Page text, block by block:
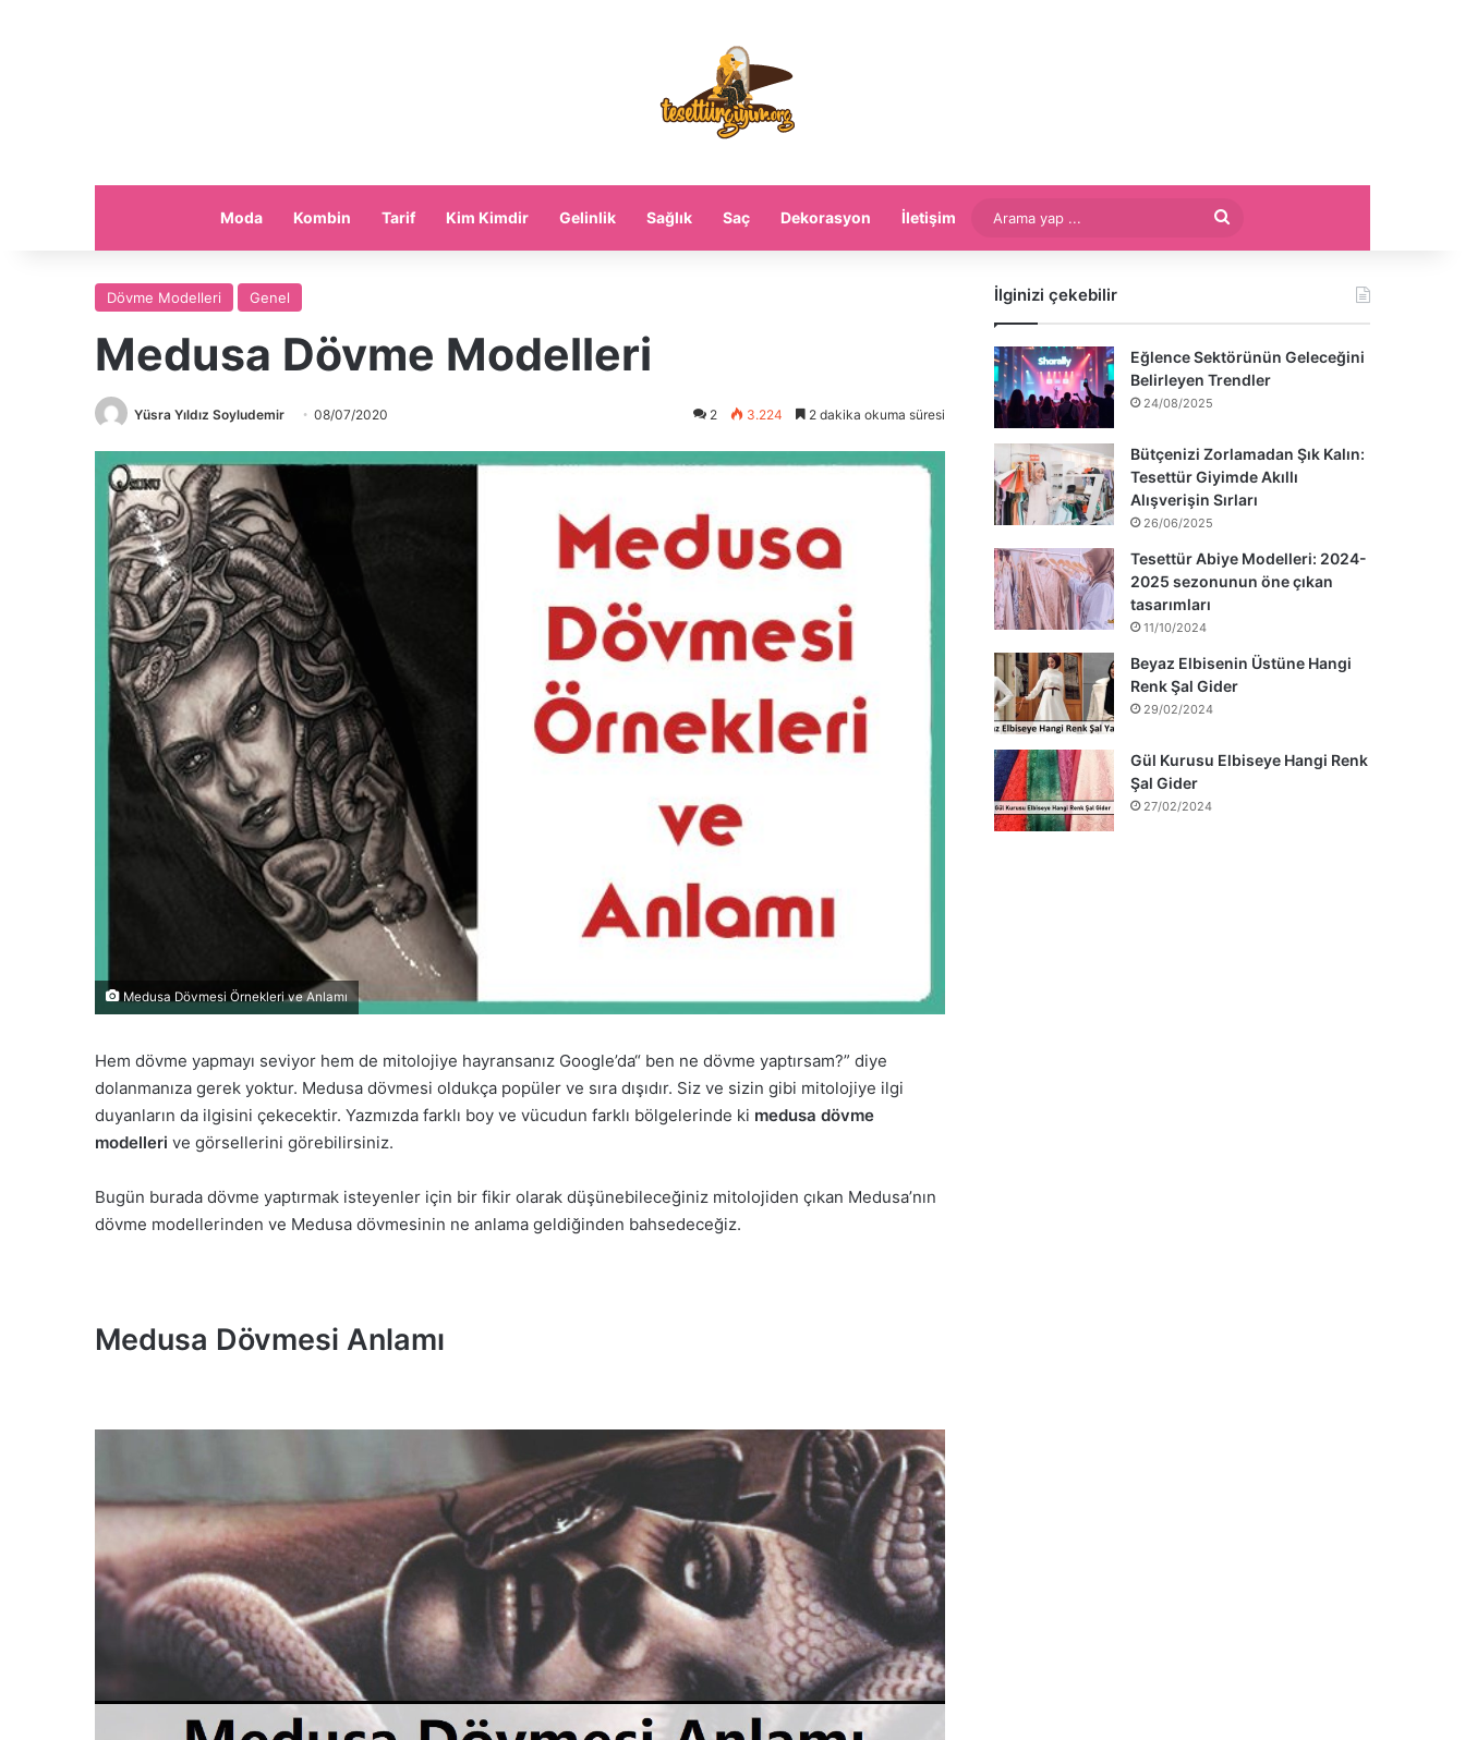
Moda Kombin Tarif Kim Kimdir Gelinlik Sağlık Saç Dekorasyon İletişim
yap
Dövme Modelleri Genel
Medusa Dövme Modelleri
Yüsra Yıldız Soyludemir 08/07/2020 2 3.224 2 dakika okuma süresi
Medusa Dövmesi Örnekleri ve Anlamı
Hem dövme yapmayı seviyor hem de mitolojiye hayransanız Google’da“ ben ne dövme yaptırsam?” diye
dolanmanıza gerek yoktur. Medusa dövmesi oldukça popüler ve sıra dışıdır. Siz ve sizin gibi mitolojiye ilgi
duyanların da ilgisini çekecektir. Yazmızda farklı boy ve vücudun farklı bölgelerinde ki medusa dövme
modelleri ve görsellerini görebilirsiniz.
Bugün burada dövme yaptırmak isteyenler için bir fikir olarak düşünebileceğiniz mitolojiden çıkan Medusa’nın
dövme modellerinden ve Medusa dövmesinin ne anlama geldiğinden bahsedeceğiz.
Medusa Dövmesi Anlamı
İlginizi çekebilir
Eğlence Sektörünün Geleceğini
Belirleyen Trendler
24/08/2025
Bütçenizi Zorlamadan Şık Kalın:
Tesettür Giyimde Akıllı
Alışverişin Sırları
26/06/2025
Tesettür Abiye Modelleri: 2024-
2025 sezonunun öne çıkan
tasarımları
11/10/2024
Beyaz Elbisenin Üstüne Hangi
Renk Şal Gider
29/02/2024
Gül Kurusu Elbiseye Hangi Renk
Şal Gider
27/02/2024